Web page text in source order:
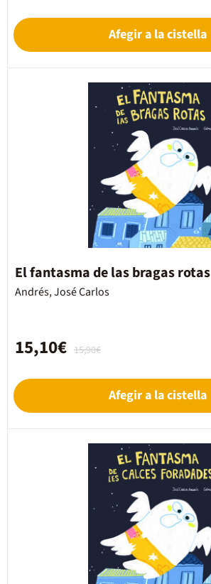
Afegir a la cistella
El fantasma de las bragas rotas
Andrés, José Carlos
15,90€
15,10€
Afegir a la cistella